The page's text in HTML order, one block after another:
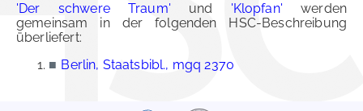
'Der schwere Traum' und 'Klopfan' werden
gemeinsam in der folgenden HSC-Beschreibung
überliefert:
■ Berlin, Staatsbibl., mgq 2370